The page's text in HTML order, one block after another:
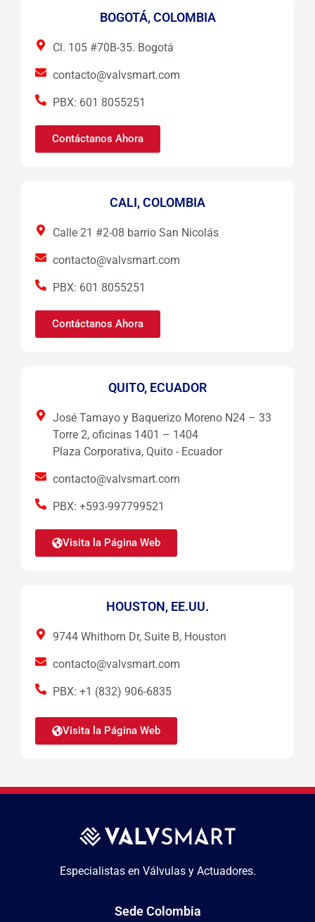
BOGOTÁ, COLOMBIA
Cl. 105 #70B-35. Bogotá
contacto@valvsmart.com
PBX: 601 8055251
Contáctanos Ahora
CALI, COLOMBIA
Calle 21 #2-08 barrio San Nicolás
contacto@valvsmart.com
PBX: 601 8055251
Contáctanos Ahora
QUITO, ECUADOR
José Tamayo y Baquerizo Moreno N24 – 33
Torre 2, oficinas 1401 – 1404
Plaza Corporativa, Quito - Ecuador
contacto@valvsmart.com
PBX: +593-997799521
Visita la Página Web
HOUSTON, EE.UU.
9744 Whithorn Dr, Suite B, Houston
contacto@valvsmart.com
PBX: +1 (832) 906-6835
Visita la Página Web
Especialistas en Válvulas y Actuadores.
Sede Colombia